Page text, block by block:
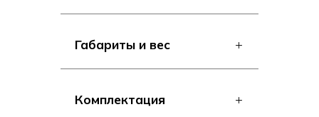
Габариты и вес
Комплектация